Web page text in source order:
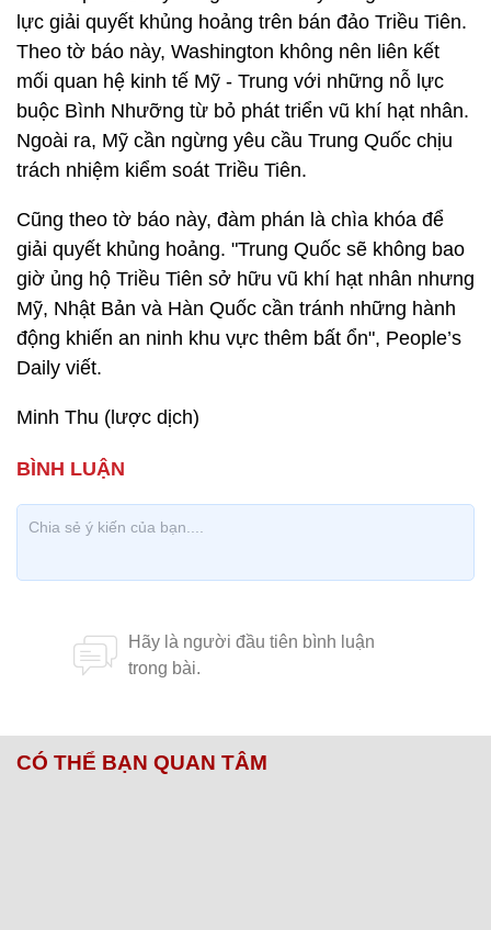
lực giải quyết khủng hoảng trên bán đảo Triều Tiên.
Theo tờ báo này, Washington không nên liên kết
mối quan hệ kinh tế Mỹ - Trung với những nỗ lực
buộc Bình Nhưỡng từ bỏ phát triển vũ khí hạt nhân.
Ngoài ra, Mỹ cần ngừng yêu cầu Trung Quốc chịu
trách nhiệm kiểm soát Triều Tiên.
Cũng theo tờ báo này, đàm phán là chìa khóa để
giải quyết khủng hoảng. "Trung Quốc sẽ không bao
giờ ủng hộ Triều Tiên sở hữu vũ khí hạt nhân nhưng
Mỹ, Nhật Bản và Hàn Quốc cần tránh những hành
động khiến an ninh khu vực thêm bất ổn", People’s
Daily viết.
Minh Thu (lược dịch)
CÓ THỂ BẠN QUAN TÂM